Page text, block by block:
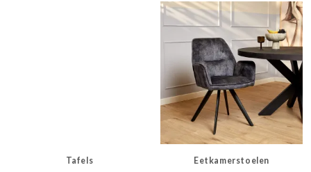
Tafels Eetkamerstoelen